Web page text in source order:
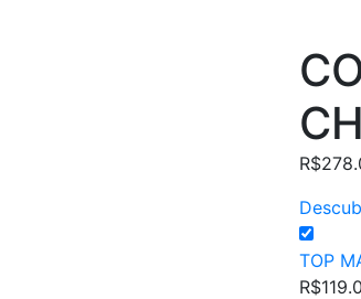
R$
TOP
R$